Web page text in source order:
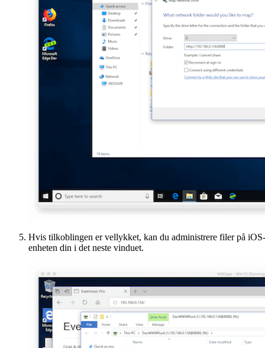
Hvis tilkoblingen er vellykket, kan du administrere filer på iOS-
enheten din i det neste vinduet.